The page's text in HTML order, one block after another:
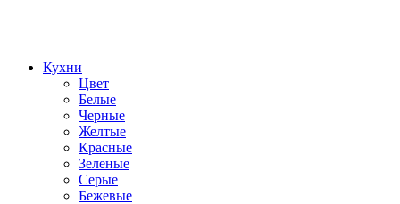
Кухни
Цвет
Белые
Черные
Желтые
Красные
Зеленые
Серые
Бежевые